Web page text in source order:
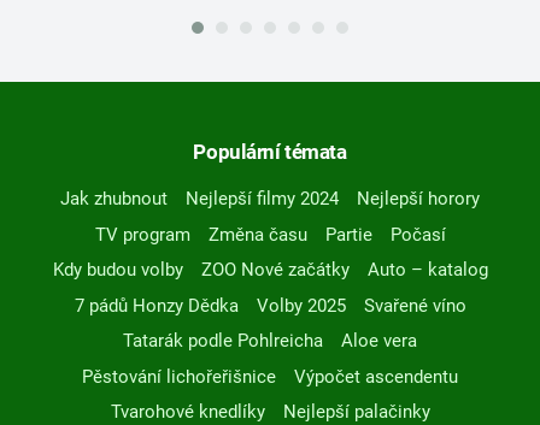
Populární témata
Jak zhubnout Nejlepší filmy 2024
Nejlepší horory
TV program
Změna času Partie
Počasí
Kdy budou volby
ZOO Nové začátky
Auto – katalog
7 pádů Honzy Dědka
Volby 2025
Svařené víno
Tatarák podle Pohlreicha
Aloe vera
Pěstování lichořeřišnice
Výpočet ascendentu
Tvarohové knedlíky
Nejlepší palačinky